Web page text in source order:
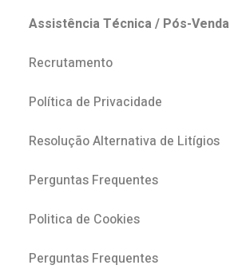
Assistência Técnica / Pós-Venda
Recrutamento
Política de Privacidade
Resolução Alternativa de Litígios
Perguntas Frequentes
Politica de Cookies
Perguntas Frequentes